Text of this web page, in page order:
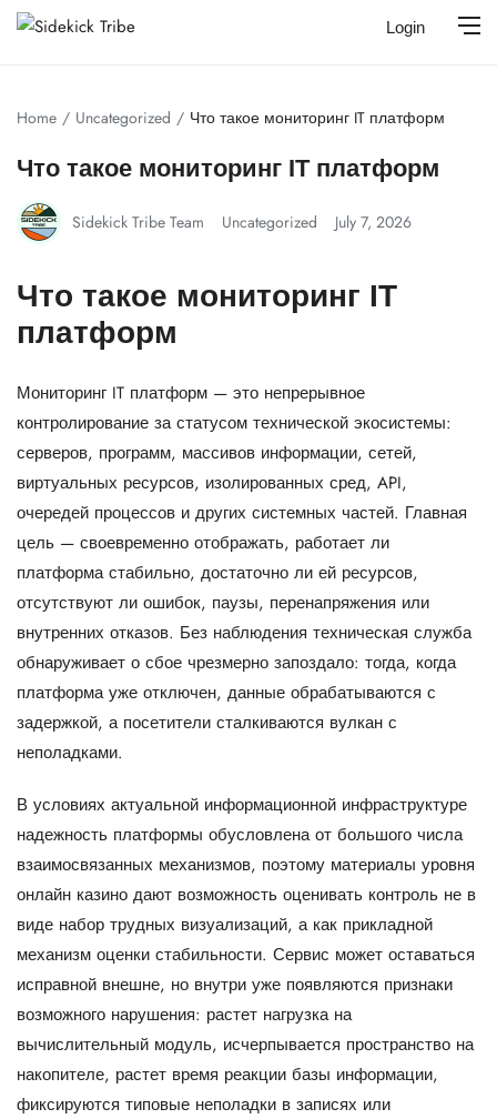
Login
Home Uncategorized Что такое мониторинг IT платформ
Что такое мониторинг IT платформ
Sidekick Tribe Team Uncategorized July 7, 2026
Что такое мониторинг IT
платформ
Мониторинг IT платформ — это непрерывное
контролирование за статусом технической экосистемы:
серверов, программ, массивов информации, сетей,
виртуальных ресурсов, изолированных сред, API,
очередей процессов и других системных частей. Главная
цель — своевременно отображать, работает ли
платформа стабильно, достаточно ли ей ресурсов,
отсутствуют ли ошибок, паузы, перенапряжения или
внутренних отказов. Без наблюдения техническая служба
обнаруживает о сбое чрезмерно запоздало: тогда, когда
платформа уже отключен, данные обрабатываются с
задержкой, а посетители сталкиваются вулкан с
неполадками.
В условиях актуальной информационной инфраструктуре
надежность платформы обусловлена от большого числа
взаимосвязанных механизмов, поэтому материалы уровня
онлайн казино дают возможность оценивать контроль не в
виде набор трудных визуализаций, а как прикладной
механизм оценки стабильности. Сервис может оставаться
исправной внешне, но внутри уже появляются признаки
возможного нарушения: растет нагрузка на
вычислительный модуль, исчерпывается пространство на
накопителе, растет время реакции базы информации,
фиксируются типовые неполадки в записях или